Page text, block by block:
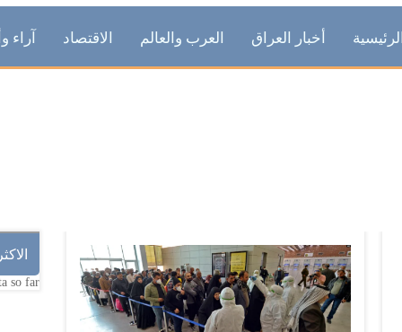
أخبار العراق العرب والعالم الاقتصاد آراء
so far.